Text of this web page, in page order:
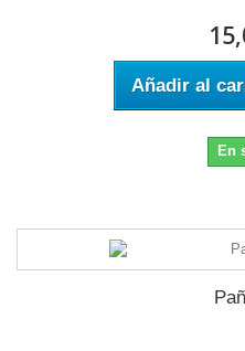
Añadir al
En